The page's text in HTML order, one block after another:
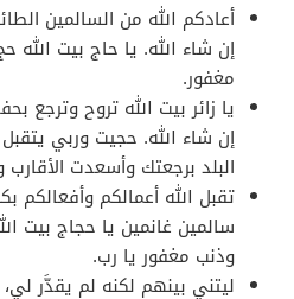
أعادكم الله من السالمين
إن شاء الله. يا حاج بيت
مغفور.
يا زائر بيت الله تروح وترجع
إن شاء الله. حجيت وربي
البلد برجعتك وأسعدت الأقارب
تقبل الله أعمالكم وأفعالكم
سالمين غانمين يا حجاج بيت
وذنب مغفور يا رب.
ليتني بينهم لكنه لم يقدَّر